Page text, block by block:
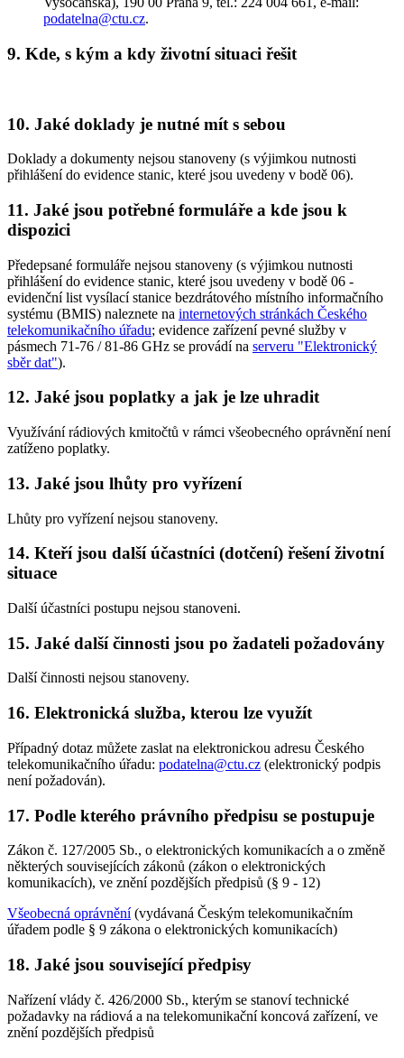
podatelna@ctu.cz.
9. Kde, s kým a kdy životní situaci řešit
10. Jaké doklady je nutné mít s sebou
Doklady a dokumenty nejsou stanoveny (s výjimkou nutnosti
přihlášení do evidence stanic, které jsou uvedeny v bodě 06).
11. Jaké jsou potřebné formuláře a kde jsou k
dispozici
Předepsané formuláře nejsou stanoveny (s výjimkou nutnosti
přihlášení do evidence stanic, které jsou uvedeny v bodě 06 -
evidenční list vysílací stanice bezdrátového místního informačního
systému (BMIS) naleznete na internetových stránkách Českého
telekomunikačního úřadu; evidence zařízení pevné služby v
pásmech 71-76 / 81-86 GHz se provádí na serveru "Elektronický
sběr dat").
12. Jaké jsou poplatky a jak je lze uhradit
Využívání rádiových kmitočtů v rámci všeobecného oprávnění není
zatíženo poplatky.
13. Jaké jsou lhůty pro vyřízení
Lhůty pro vyřízení nejsou stanoveny.
14. Kteří jsou další účastníci (dotčení) řešení životní
situace
Další účastníci postupu nejsou stanoveni.
15. Jaké další činnosti jsou po žadateli požadovány
Další činnosti nejsou stanoveny.
16. Elektronická služba, kterou lze využít
Případný dotaz můžete zaslat na elektronickou adresu Českého
telekomunikačního úřadu: podatelna@ctu.cz (elektronický podpis
není požadován).
17. Podle kterého právního předpisu se postupuje
Zákon č. 127/2005 Sb., o elektronických komunikacích a o změně
některých souvisejících zákonů (zákon o elektronických
komunikacích), ve znění pozdějších předpisů (§ 9 - 12)
Všeobecná oprávnění(vydávaná Českým telekomunikačním
úřadem podle § 9 zákona o elektronických komunikacích)
18. Jaké jsou související předpisy
Nařízení vlády č. 426/2000 Sb., kterým se stanoví technické
požadavky na rádiová a na telekomunikační koncová zařízení, ve
znění pozdějších předpisů